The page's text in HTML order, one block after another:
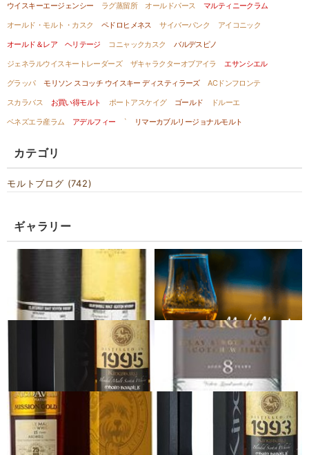
ウイスキーエージェンシー
ラグ蒸留所 オールドパース
マルティニークラム
オールド・モルト・カスク
ペドロヒメネス サイバーパンク
アイコニック
オールド＆レア ヘリテージ
コニャックカスク
バルデスピノ
ジェネラルウイスキートレーダーズ
ザキャラクターオブアイラ
エサンシエル
グラッパ
モリソン スコッチ ウイスキー ディスティラーズ
ACドンフロンテ
スカラバス
お買い得モルト ポートアスケイグ ゴールド
ドルーエ
ベネズエラ産ラム
アデルフィー ` リマーカブルリージョナルモルト
カテゴリ
モルトブログ (742)
ギャラリー